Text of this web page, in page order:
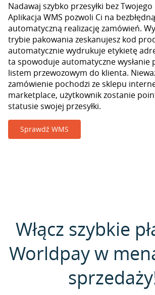
Nadawaj szybko przesyłki bez Twojego
Aplikacja WMS pozwoli Ci na
automatyczną realizację zamówień.
trybie pakowania zeskanujesz kod
automatycznie wydrukuje etykietę
ta spowoduje automatyczne wysłanie
listem przewozowym do klienta.
zamówienie pochodzi ze sklepu
marketplace, użytkownik zostanie
statusie swojej przesyłki.
Sprawdź WMS
Włącz szybkie
Worldpay w